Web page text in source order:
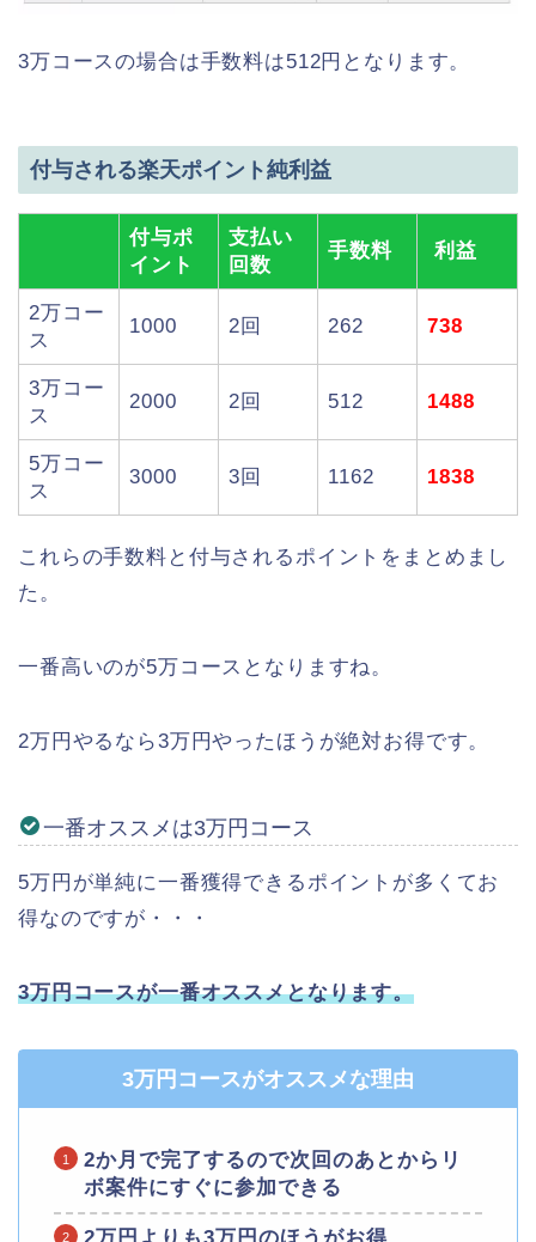
3万コースの場合は手数料は512円となります。
付与される楽天ポイント純利益
付与ポ
イント
支払い
回数
手数料 利益
2万コー
ス
1000 2回 262 738
3万コー
ス
2000 2回 512 1488
5万コー
ス
3000 3回 1162 1838
これらの手数料と付与されるポイントをまとめまし
た。
一番高いのが5万コースとなりますね。
2万円やるなら3万円やったほうが絶対お得です。
一番オススメは3万円コース
5万円が単純に一番獲得できるポイントが多くてお
得なのですが・・・
3万円コースが一番オススメとなります。
3万円コースがオススメな理由
2か月で完了するので次回のあとからリ
ボ案件にすぐに参加できる